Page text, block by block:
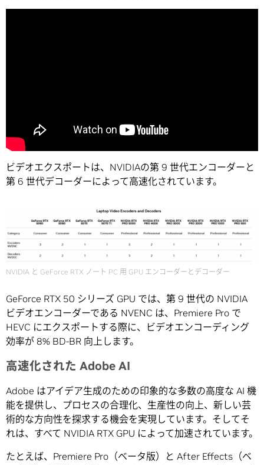
ビデオエクスポートは、NVIDIAの第 9 世代エンコーダーと
第 6 世代デコーダーによって高速化されています。
NVIDIA と GeForce RTX ノート PC 用 GPU エンコーダーとデコーダー
GeForce RTX 50 シリーズ GPU では、第 9 世代の NVIDIA
ビデオエンコーダーである NVENC は、Premiere Pro で
HEVC にエクスポートする際に、ビデオエンコーディング
効率が 8% BD-BR 向上します。
高速化された Adobe AI
Adobe はアイデア生成のための印象的な多数の高度な AI 機
能を提供し、プロセスの合理化、生産性の向上、新しい芸
術的な方向性を探求する機会を実現しています。そしてそ
れは、すべて NVIDIA RTX GPU によって加速されています。
たとえば、Premiere Pro（ベータ版）と After Effects（ベ